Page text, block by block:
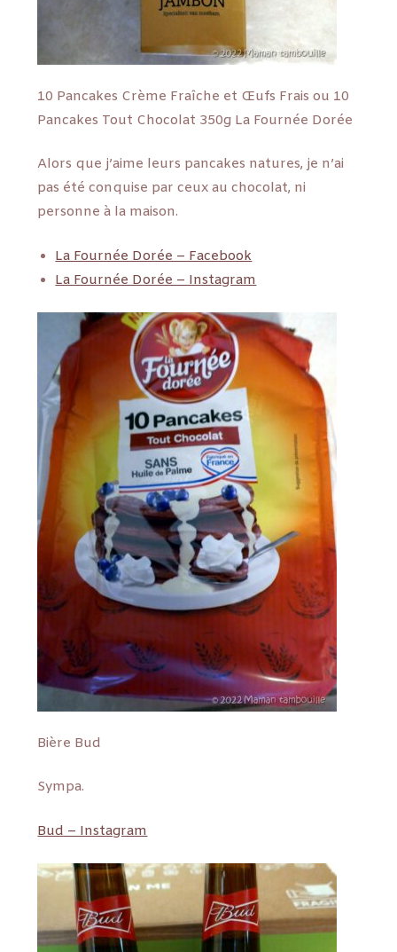
10 Pancakes Crème Fraîche et Œufs Frais ou 10
Pancakes Tout Chocolat 350g La Fournée Dorée
Alors que j’aime leurs pancakes natures, je n’ai
pas été conquise par ceux au chocolat, ni
personne à la maison.
La Fournée Dorée – Facebook
La Fournée Dorée – Instagram
Bière Bud
Sympa.
Bud – Instagram